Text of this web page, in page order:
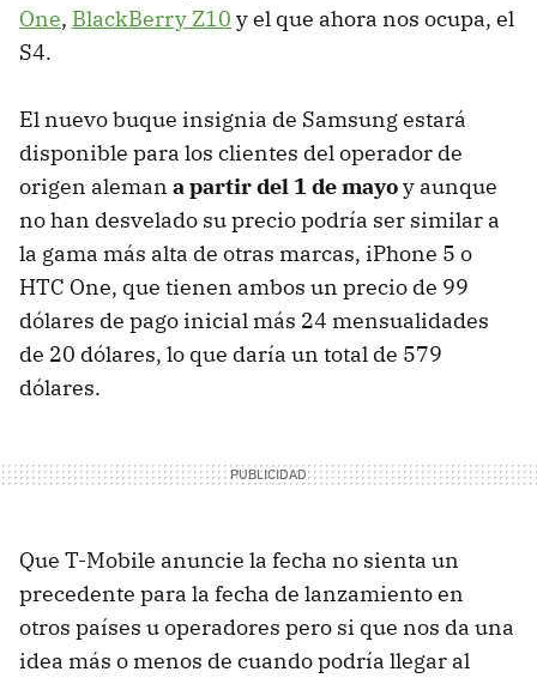
One, BlackBerry Z10 y el que ahora nos ocupa, el
S4.
El nuevo buque insignia de Samsung estará
disponible para los clientes del operador de
origen aleman a partir del 1 de mayoy aunque
no han desvelado su precio podría ser similar a
la gama más alta de otras marcas, iPhone 5 o
HTC One, que tienen ambos un precio de 99
dólares de pago inicial más 24 mensualidades
de 20 dólares, lo que daría un total de 579
dólares.
Que T-Mobile anuncie la fecha no sienta un
precedente para la fecha de lanzamiento en
otros países u operadores pero si que nos da una
idea más o menos de cuando podría llegar al